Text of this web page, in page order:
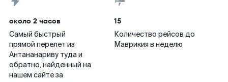
около 2 часов
Самый быстрый
прямой перелет из
Антананариву туда и
обратно, найденный на
нашем сайте за
15
Количество рейсов до
Маврикия в неделю